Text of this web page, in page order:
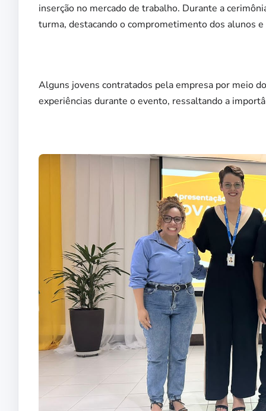
inserção no mercado de trabalho. Durante a
turma, destacando o comprometimento dos alunos
Alguns jovens contratados pela empresa por meio
experiências durante o evento, ressaltando a